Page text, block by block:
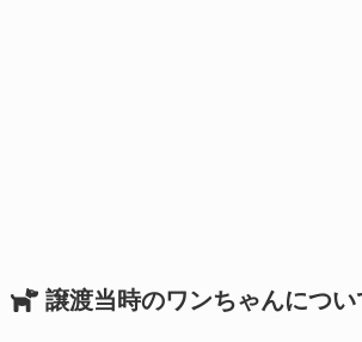
譲渡当時のワンちゃんについ